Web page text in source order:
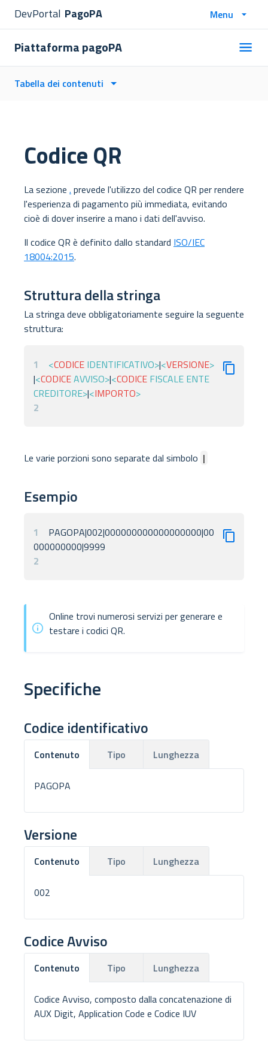
DevPortal PagoPA Menu
Piattaforma pagoPA
Tabella dei contenuti
Codice QR
La sezione . prevede l'utilizzo del codice QR per rendere
l'esperienza di pagamento più immediata, evitando
cioè di dover inserire a mano i dati dell'avviso.
Il codice QR è definito dallo standard ISO/IEC
18004:2015.
Struttura della stringa
La stringa deve obbligatoriamente seguire la seguente
struttura:
1 <CODICE IDENTIFICATIVO>|<VERSIONE>
|<CODICEAVVISO>|<CODICE FISCALE ENTE
CREDITORE>|<IMPORTO>
2
Le varie porzioni sono separate dal simbolo |
Esempio
1
PAGOPA|002|000000000000000000|00
2
Online trovi numerosi servizi per generare e
testare i codici QR.
Specifiche
Codice identificativo
Contenuto Tipo Lunghezza
PAGOPA
Versione
Contenuto Tipo Lunghezza
002
Codice Avviso
Contenuto Tipo Lunghezza
Codice Avviso, composto dalla concatenazione di
AUX Digit, Application Code e Codice IUV